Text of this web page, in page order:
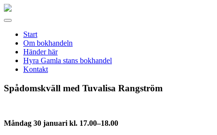
Gamla
Meny
Start
Om bokhandeln
Händer här
Hyra Gamla stans bokhandel
Kontakt
Spådomskväll med Tuvalisa Rangström
Måndag 30 januari kl. 17.00–18.00